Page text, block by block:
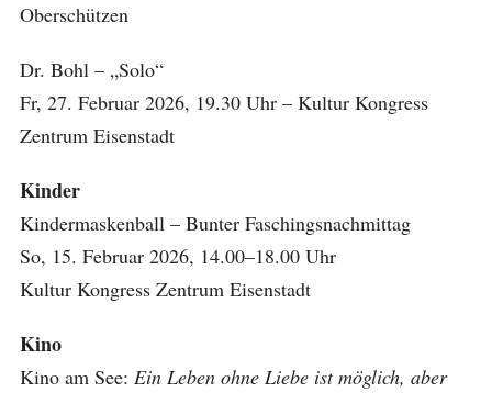
Oberschützen
Dr. Bohl – „Solo“
Fr, 27. Februar 2026, 19.30 Uhr – Kultur Kongress
Zentrum Eisenstadt
Kinder
Kindermaskenball – Bunter Faschingsnachmittag
So, 15. Februar 2026, 14.00–18.00 Uhr
Kultur Kongress Zentrum Eisenstadt
Kino
Kino am See: Ein Leben ohne Liebe ist möglich, aber